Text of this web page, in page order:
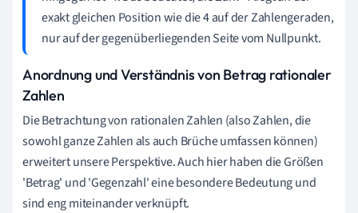
exakt gleichen Position wie die 4 auf der Zahlengeraden,
nur auf der gegenüberliegenden Seite vom Nullpunkt.
Anordnung und Verständnis von Betrag rationaler
Zahlen
Die Betrachtung von rationalen Zahlen (also Zahlen, die
sowohl ganze Zahlen als auch Brüche umfassen können)
erweitert unsere Perspektive. Auch hier haben die Größen
'Betrag' und 'Gegenzahl' eine besondere Bedeutung und
sind eng miteinander verknüpft.